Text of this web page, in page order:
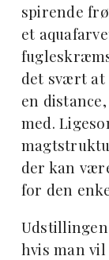
spirende
et
det svært at
en
med.
der kan
for den
hvis man